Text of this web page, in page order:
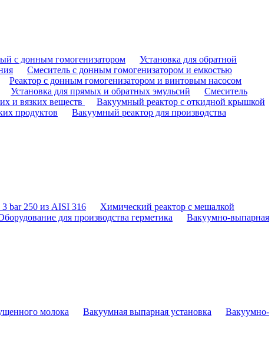
с донным гомогенизатором
Установка для обратной
Смеситель с донным гомогенизатором и емкостью
Реактор с донным гомогенизатором и винтовым насосом
Установка для прямых и обратных эмульсий
Смеситель
и вязких веществ
Вакуумный реактор с откидной крышкой
продуктов
Вакуумный реактор для производства
bar 250 из AISI 316
Химический реактор с мешалкой
для производства герметика
Вакуумно-выпарная
молока Вакуумная выпарная установка
Вакуумно-